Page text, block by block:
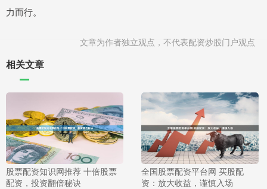
力而行。
文章为作者独立观点，不代表配资炒股门户观点
相关文章
股票配资知识网推荐 十倍股票
配资，投资翻倍秘诀
全国股票配资平台网 买股配
资：放大收益，谨慎入场